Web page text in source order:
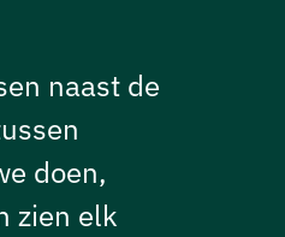
naast de
doen,
zien elk